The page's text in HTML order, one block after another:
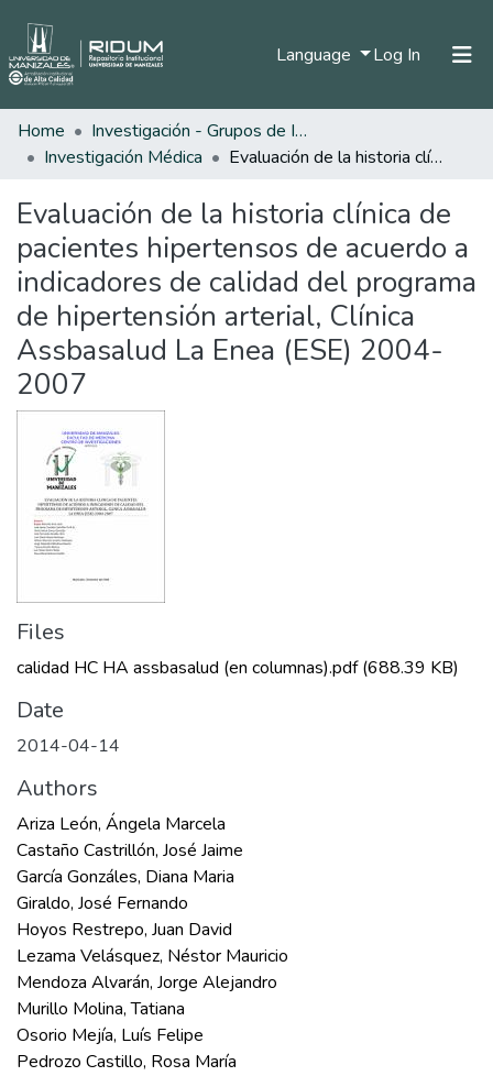
Language Log In (current)
All of DSpace
Statistics
Home
Investigación - Grupos de Investigación
Investigación Médica
Evaluación de la historia clínica de pacientes hipertensos de acuerdo a indicadores de calidad del programa de hipertensión arterial, Clínica Assbasalud La Enea (ESE) 2004-2007
Evaluación de la historia clínica de
pacientes hipertensos de acuerdo a
indicadores de calidad del programa
de hipertensión arterial, Clínica
Assbasalud La Enea (ESE) 2004-
2007
Files
calidad HC HA assbasalud (en columnas).pdf(688.39 KB)
Date
2014-04-14
Authors
Ariza León, Ángela Marcela
Castaño Castrillón, José Jaime
García Gonzáles, Diana Maria
Giraldo, José Fernando
Hoyos Restrepo, Juan David
Lezama Velásquez, Néstor Mauricio
Mendoza Alvarán, Jorge Alejandro
Murillo Molina, Tatiana
Osorio Mejía, Luís Felipe
Pedrozo Castillo, Rosa María